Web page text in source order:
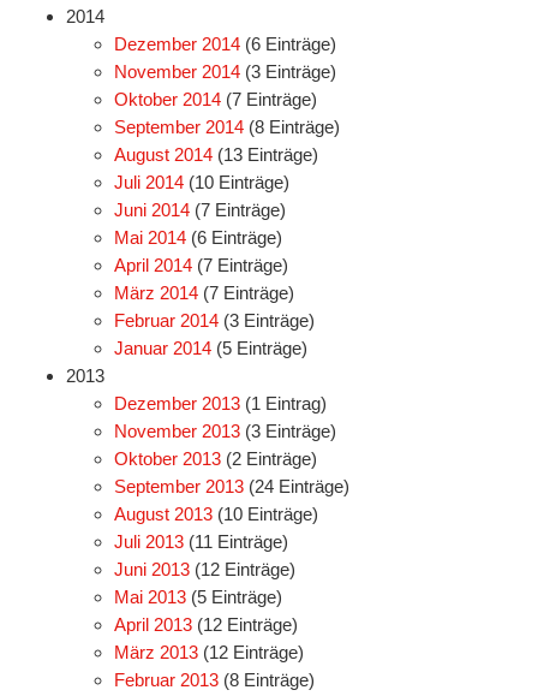
2014
Dezember 2014 (6 Einträge)
November 2014 (3 Einträge)
Oktober 2014 (7 Einträge)
September 2014 (8 Einträge)
August 2014 (13 Einträge)
Juli 2014 (10 Einträge)
Juni 2014 (7 Einträge)
Mai 2014 (6 Einträge)
April 2014 (7 Einträge)
März 2014 (7 Einträge)
Februar 2014 (3 Einträge)
Januar 2014 (5 Einträge)
2013
Dezember 2013 (1 Eintrag)
November 2013 (3 Einträge)
Oktober 2013 (2 Einträge)
September 2013 (24 Einträge)
August 2013 (10 Einträge)
Juli 2013 (11 Einträge)
Juni 2013 (12 Einträge)
Mai 2013 (5 Einträge)
April 2013 (12 Einträge)
März 2013 (12 Einträge)
Februar 2013 (8 Einträge)